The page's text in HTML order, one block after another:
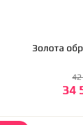
34
42